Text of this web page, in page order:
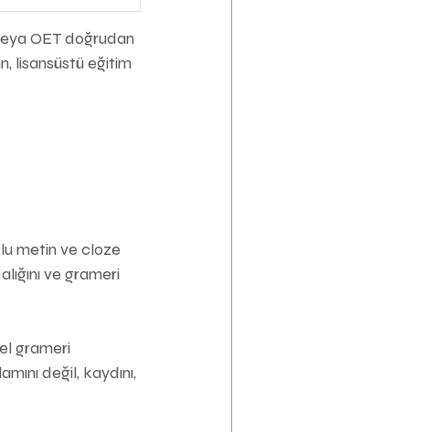
OET doğrudan
lisansüstü eğitim
metin ve cloze
ve grameri
grameri
değil, kaydını,